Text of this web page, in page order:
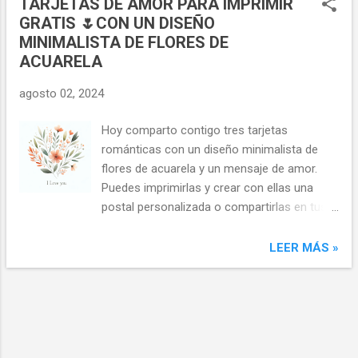
desarrollará su imaginación y habilidad
manual. Flores de plástico luminosas
(inspiración) Para hacer tu propio ramo de
flores con botellas de plástico, necesitas los
plástico Tijeras Una plantilla para los pétalos
cada flor Pegamento Un mechero Pasos
para crear la flor: Primero, dibuja un par de
plantillas para los pétalos en un papel o
cartón. Puedes hacerlas del tamaño y forma
que quieras, pero te recomiendo que hagas
y cinco o seis más grandes para los
exteriores. D...
GRATIS 🌷CON UN DISEÑO
MINIMALISTA DE FLORES DE
ACUARELA
agosto 02, 2024
Hoy comparto contigo tres tarjetas
románticas con un diseño minimalista de
flores de acuarela y un mensaje de amor.
Puedes imprimirlas y crear con ellas una
postal personalizada o compartirlas en tus
te ayudará a recordar a esa persona
especial cuánto la quieres. Tarjeta
LEER MÁS »